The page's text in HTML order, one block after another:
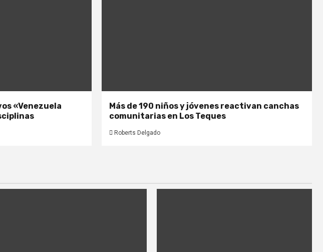
«Venezuela
Más de 190 niños y jóvenes reactivan canchas
comunitarias en Los Teques
Roberts Delgado